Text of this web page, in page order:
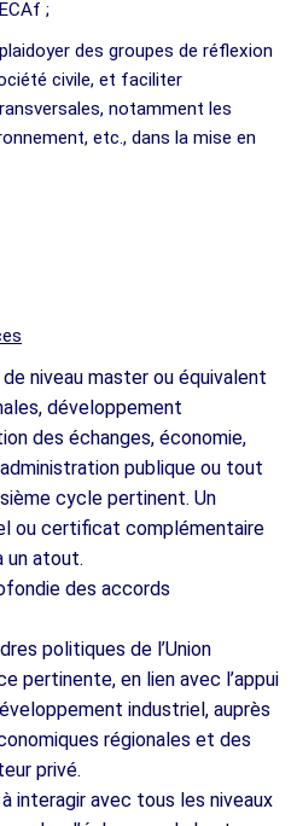
;
des groupes de réflexion
civile, et faciliter
notamment les
etc., dans la mise en
niveau master ou équivalent
développement
des échanges, économie,
publique ou tout
cycle pertinent. Un
ou certificat complémentaire
un atout.
des accords
politiques de l’Union
pertinente, en lien avec l’appui
industriel, auprès
régionales et des
privé.
interagir avec tous les niveaux